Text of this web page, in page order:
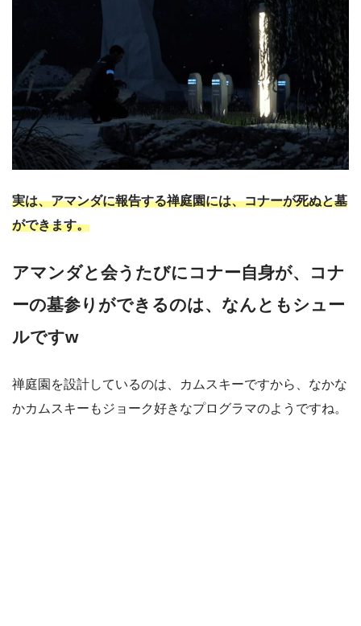
実は、アマンダに報告する禅庭園には、コナーが死ぬと墓
ができます。
アマンダと会うたびにコナー自身が、コナ
ーの墓参りができるのは、なんともシュー
ルですw
禅庭園を設計しているのは、カムスキーですから、なかな
かカムスキーもジョーク好きなプログラマのようですね。